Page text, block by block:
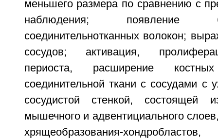
меньшего размера по сравнению с
наблюдения; появление
соединительнотканных волокон;
сосудов; активация,
периоста, расширение
соединительной ткани с сосудами с
сосудистой стенкой, состоящей
мышечного и адвентициального
хрящеобразования-